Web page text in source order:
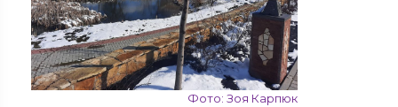
Фото: Зоя Карпюк